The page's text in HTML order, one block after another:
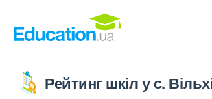
Рейтинг шкіл у с.